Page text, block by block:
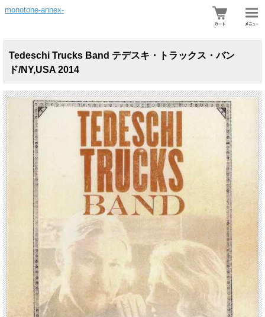
monotone-annex-
Tedeschi Trucks Band テデスキ・トラックス・バン
ド/NY,USA 2014